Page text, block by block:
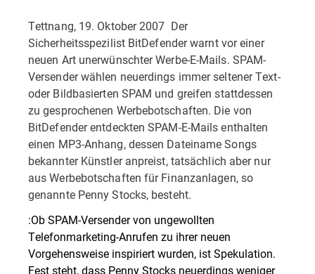
Tettnang, 19. Oktober 2007  Der
Sicherheitsspezilist BitDefender warnt vor einer
neuen Art unerwünschter Werbe-E-Mails. SPAM-
Versender wählen neuerdings immer seltener Text-
oder Bildbasierten SPAM und greifen stattdessen
zu gesprochenen Werbebotschaften. Die von
BitDefender entdeckten SPAM-E-Mails enthalten
einen MP3-Anhang, dessen Dateiname Songs
bekannter Künstler anpreist, tatsächlich aber nur
aus Werbebotschaften für Finanzanlagen, so
genannte Penny Stocks, besteht.
:Ob SPAM-Versender von ungewollten
Telefonmarketing-Anrufen zu ihrer neuen
Vorgehensweise inspiriert wurden, ist Spekulation.
Fest steht, dass Penny Stocks neuerdings weniger